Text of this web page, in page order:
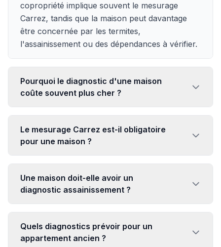
copropriété implique souvent le mesurage
Carrez, tandis que la maison peut davantage
être concernée par les termites,
l'assainissement ou des dépendances à vérifier.
Pourquoi le diagnostic d'une maison
coûte souvent plus cher ?
Le mesurage Carrez est-il obligatoire
pour une maison ?
Une maison doit-elle avoir un
diagnostic assainissement ?
Quels diagnostics prévoir pour un
appartement ancien ?